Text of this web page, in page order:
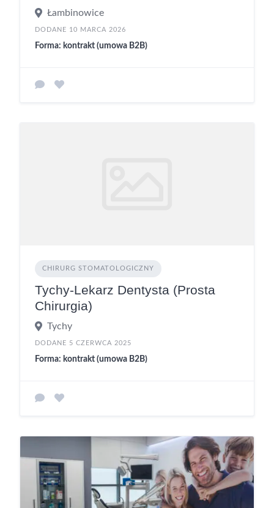
Łambinowice
DODANE 10 MARCA 2026
Forma: kontrakt (umowa B2B)
CHIRURG STOMATOLOGICZNY
Tychy-Lekarz Dentysta (Prosta
Chirurgia)
Tychy
DODANE 5 CZERWCA 2025
Forma: kontrakt (umowa B2B)